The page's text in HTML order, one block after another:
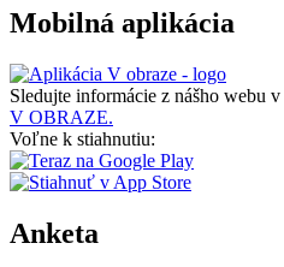
Mobilná aplikácia
Sledujte informácie z nášho webu v
V OBRAZE.
Voľne k stiahnutiu:
Anketa